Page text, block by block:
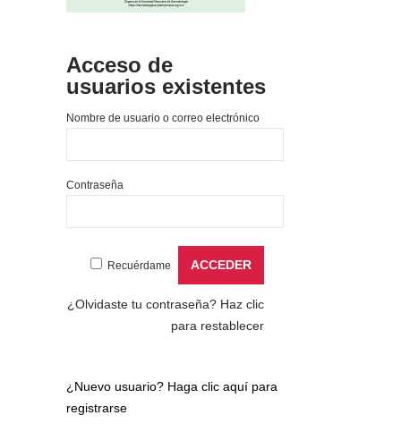
Acceso de
usuarios existentes
Nombre de usuario o correo electrónico
Contraseña
Recuérdame
¿Olvidaste tu contraseña? Haz clic
para restablecer
¿Nuevo usuario? Haga clic aquí para
registrarse